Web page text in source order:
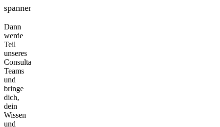
spannend?
Dann
werde
Teil
unseres
Consultant-
Teams
und
bringe
dich,
dein
Wissen
und